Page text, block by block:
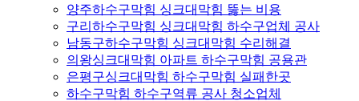
양주하수구막힘 싱크대막힘 뚫는 비용
구리하수구막힘 싱크대막힘 하수구업체 공사
남동구하수구막힘 싱크대막힘 수리해결
의왕싱크대막힘 아파트 하수구막힘 공용관
은평구싱크대막힘 하수구막힘 실패한곳
하수구막힘 하수구역류 공사 청소업체